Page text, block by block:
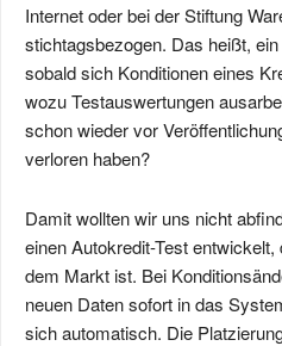
Internet oder bei der Stiftung
stichtagsbezogen. Das heißt,
sobald sich Konditionen eines
wozu Testauswertungen
schon wieder vor
verloren haben?
Damit wollten wir uns nicht
einen Autokredit-Test
dem Markt ist. Bei
neuen Daten sofort in das
sich automatisch. Die